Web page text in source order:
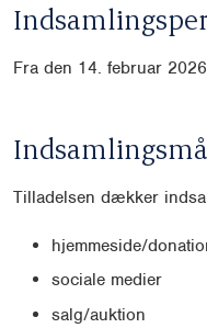
Fra den 14. februar
Tilladelsen dækker
hjemmeside/
sociale medier
salg/auktion